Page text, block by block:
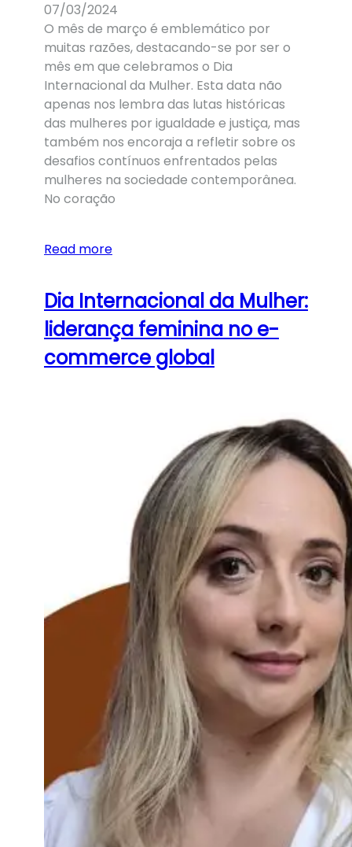
07/03/2024
O mês de março é emblemático por
muitas razões, destacando-se por ser o
mês em que celebramos o Dia
Internacional da Mulher. Esta data não
apenas nos lembra das lutas históricas
das mulheres por igualdade e justiça, mas
também nos encoraja a refletir sobre os
desafios contínuos enfrentados pelas
mulheres na sociedade contemporânea.
No coração
Read more
Dia Internacional da Mulher:
liderança feminina no e-
commerce global